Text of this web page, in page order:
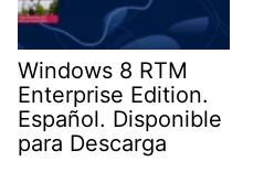
Windows 8 RTM
Enterprise Edition.
Español. Disponible
para Descarga